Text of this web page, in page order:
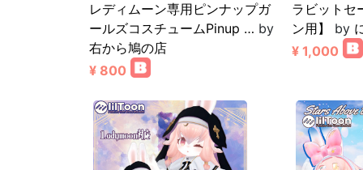
レディムーン専用ピンナップガ
ールズコスチュームPinup … by
右から鳩の店
¥ 800
ラビットセ
ン用】
by
¥ 1,000